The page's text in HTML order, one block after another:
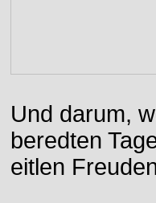
Und darum,
beredten
eitlen